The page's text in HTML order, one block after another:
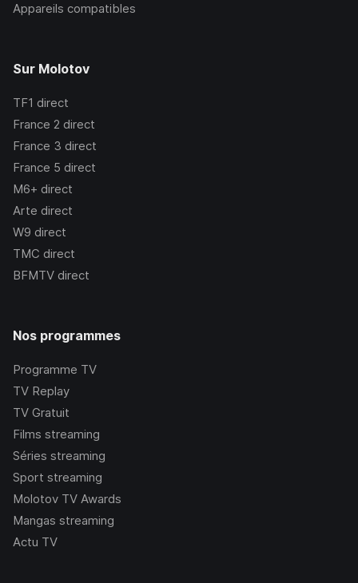
Appareils compatibles
Sur Molotov
TF1 direct
France 2 direct
France 3 direct
France 5 direct
M6+ direct
Arte direct
W9 direct
TMC direct
BFMTV direct
Nos programmes
Programme TV
TV Replay
TV Gratuit
Films streaming
Séries streaming
Sport streaming
Molotov TV Awards
Mangas streaming
Actu TV